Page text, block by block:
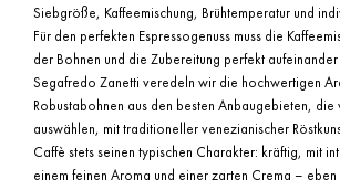
Siebgröße, Kaffeemischung, Brühtemperatur und
Für den perfekten Espressogenuss muss die
der Bohnen und die Zubereitung perfekt
Segafredo Zanetti veredeln wir die hochwertigen
Robustabohnen aus den besten Anbaugebieten,
auswählen, mit traditioneller venezianischer
Caffè stets seinen typischen Charakter: kräftig, mit
einem feinen Aroma und einer zarten Crema –